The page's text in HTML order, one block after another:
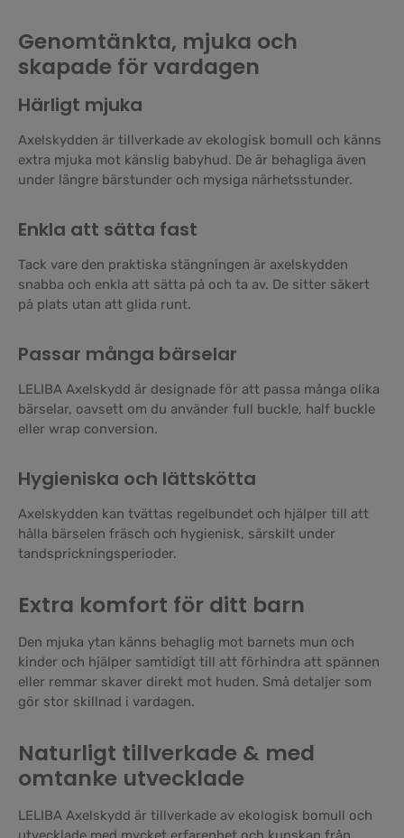
Genomtänkta, mjuka och
skapade för vardagen
Härligt mjuka
Axelskydden är tillverkade av ekologisk bomull och känns
extra mjuka mot känslig babyhud. De är behagliga även
under längre bärstunder och mysiga närhetsstunder.
Enkla att sätta fast
Tack vare den praktiska stängningen är axelskydden
snabba och enkla att sätta på och ta av. De sitter säkert
på plats utan att glida runt.
Passar många bärselar
LELIBA Axelskydd är designade för att passa många olika
bärselar, oavsett om du använder full buckle, half buckle
eller wrap conversion.
Hygieniska och lättskötta
Axelskydden kan tvättas regelbundet och hjälper till att
hålla bärselen fräsch och hygienisk, särskilt under
tandsprickningsperioder.
Extra komfort för ditt barn
Den mjuka ytan känns behaglig mot barnets mun och
kinder och hjälper samtidigt till att förhindra att spännen
eller remmar skaver direkt mot huden. Små detaljer som
gör stor skillnad i vardagen.
Naturligt tillverkade & med
omtanke utvecklade
LELIBA Axelskydd är tillverkade av ekologisk bomull och